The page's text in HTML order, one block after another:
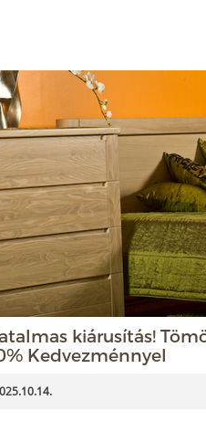
kiárusítás!
Kedvezménnyel